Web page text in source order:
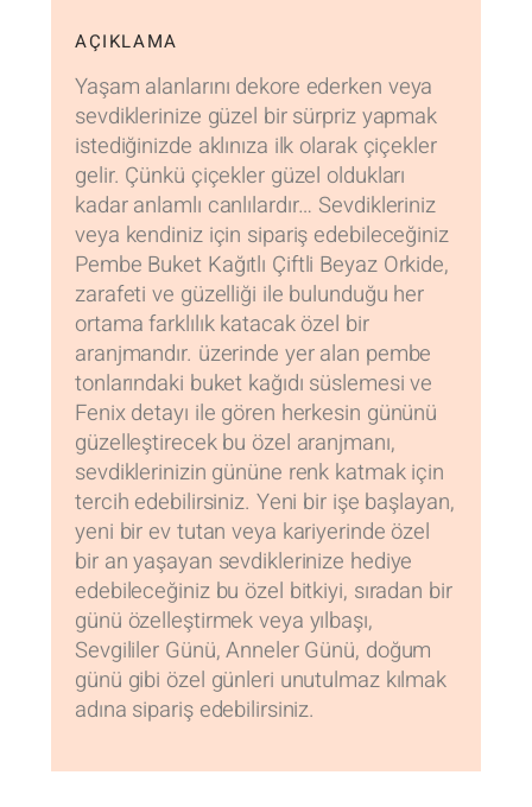
AÇIKLAMA
Yaşam alanlarını dekore ederken veya
sevdiklerinize güzel bir sürpriz yapmak
istediğinizde aklınıza ilk olarak çiçekler
gelir. Çünkü çiçekler güzel oldukları
kadar anlamlı canlılardır… Sevdikleriniz
veya kendiniz için sipariş edebileceğiniz
Pembe Buket Kağıtlı Çiftli Beyaz Orkide,
zarafeti ve güzelliği ile bulunduğu her
ortama farklılık katacak özel bir
aranjmandır. üzerinde yer alan pembe
tonlarındaki buket kağıdı süslemesi ve
Fenix detayı ile gören herkesin gününü
güzelleştirecek bu özel aranjmanı,
sevdiklerinizin gününe renk katmak için
tercih edebilirsiniz. Yeni bir işe başlayan,
yeni bir ev tutan veya kariyerinde özel
bir an yaşayan sevdiklerinize hediye
edebileceğiniz bu özel bitkiyi, sıradan bir
günü özelleştirmek veya yılbaşı,
Sevgililer Günü, Anneler Günü, doğum
günü gibi özel günleri unutulmaz kılmak
adına sipariş edebilirsiniz.